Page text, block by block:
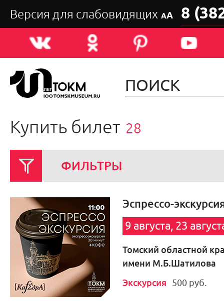
Версия для слабовидящих АА 8
Купить билет 28
ФИЛЬТРЫ
Эспрессо-
9 августа, 23
Томский областной
имени М.Б.Шатилова
Экскурсия 500 руб.